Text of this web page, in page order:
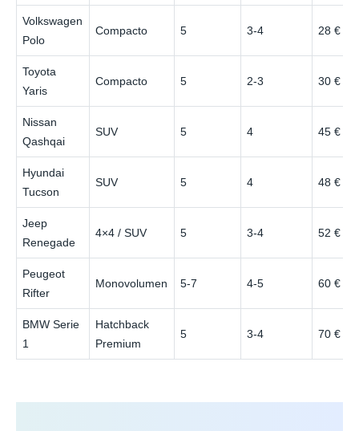
Volkswagen
Polo
Compacto 5 3-4 28 €
Toyota
Yaris
Compacto 5 2-3 30 €
Nissan
Qashqai
SUV 5 4 45 €
Hyundai
Tucson
SUV 5 4 48 €
Jeep
Renegade
4×4 / SUV 5 3-4 52 €
Peugeot
Rifter
Monovolumen 5-7 4-5 60 €
BMW Serie
1
Hatchback
Premium
5 3-4 70 €